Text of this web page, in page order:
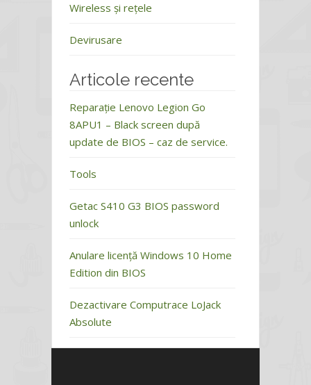
Wireless și rețele
Devirusare
Articole recente
Reparație Lenovo Legion Go
8APU1 – Black screen după
update de BIOS – caz de service.
Tools
Getac S410 G3 BIOS password
unlock
Anulare licență Windows 10 Home
Edition din BIOS
Dezactivare Computrace LoJack
Absolute